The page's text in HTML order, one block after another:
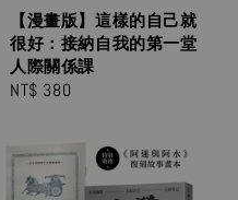
【漫畫版】這樣的自己就
很好：接納自我的第一堂
人際關係課
Regular
NT$ 380